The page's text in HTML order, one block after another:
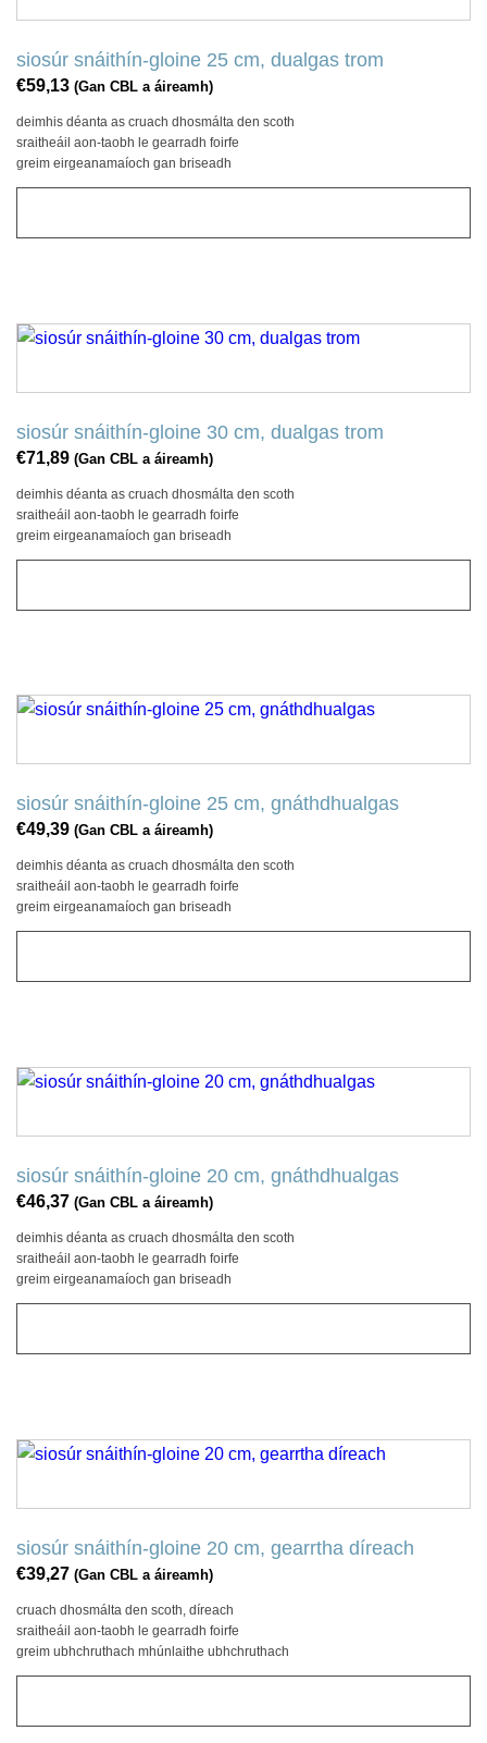
siosúr snáithín-gloine 25 cm, dualgas trom
€59,13 (Gan CBL a áireamh)
deimhis déanta as cruach dhosmálta den scoth
sraitheáil aon-taobh le gearradh foirfe
greim eirgeanamaíoch gan briseadh
siosúr snáithín-gloine 30 cm, dualgas trom
€71,89 (Gan CBL a áireamh)
deimhis déanta as cruach dhosmálta den scoth
sraitheáil aon-taobh le gearradh foirfe
greim eirgeanamaíoch gan briseadh
siosúr snáithín-gloine 25 cm, gnáthdhualgas
€49,39 (Gan CBL a áireamh)
deimhis déanta as cruach dhosmálta den scoth
sraitheáil aon-taobh le gearradh foirfe
greim eirgeanamaíoch gan briseadh
siosúr snáithín-gloine 20 cm, gnáthdhualgas
€46,37 (Gan CBL a áireamh)
deimhis déanta as cruach dhosmálta den scoth
sraitheáil aon-taobh le gearradh foirfe
greim eirgeanamaíoch gan briseadh
siosúr snáithín-gloine 20 cm, gearrtha díreach
€39,27 (Gan CBL a áireamh)
cruach dhosmálta den scoth, díreach
sraitheáil aon-taobh le gearradh foirfe
greim ubhchruthach mhúnlaithe ubhchruthach